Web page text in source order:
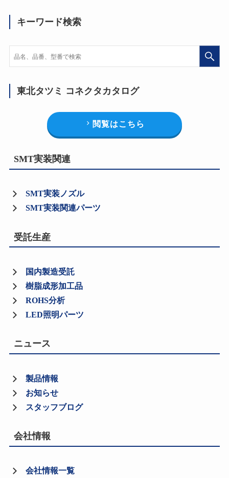
キーワード検索
東北タツミ コネクタカタログ
閲覧はこちら
SMT実装関連
SMT実装ノズル
SMT実装関連パーツ
受託生産
国内製造受託
樹脂成形加工品
ROHS分析
LED照明パーツ
ニュース
製品情報
お知らせ
スタッフブログ
会社情報
会社情報一覧